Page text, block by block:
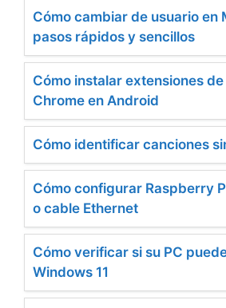
Cómo cambiar de usuario en
pasos rápidos y sencillos
Cómo instalar extensiones
Chrome en Android
Cómo identificar canciones
Cómo configurar Raspberry
o cable Ethernet
Cómo verificar si su PC
Windows 11